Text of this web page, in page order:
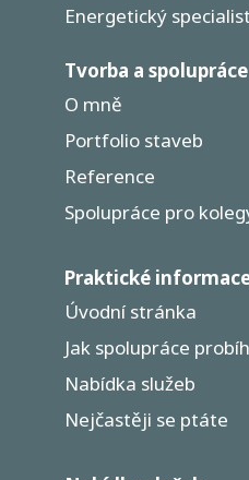
Energetický
Tvorba a spolupráce
O mně
Portfolio staveb
Reference
Spolupráce pro
Praktické
Úvodní stránka
Jak spolupráce
Nabídka služeb
Nejčastěji se ptáte